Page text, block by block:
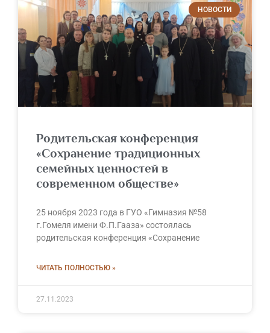
НОВОСТИ
Родительская конференция
«Сохранение традиционных
семейных ценностей в
современном обществе»
25 ноября 2023 года в ГУО «Гимназия №58
г.Гомеля имени Ф.П.Гааза» состоялась
родительская конференция «Сохранение
ЧИТАТЬ ПОЛНОСТЬЮ »
27.11.2023